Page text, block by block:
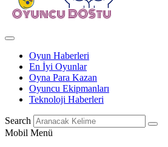
Oyun Haberleri
En İyi Oyunlar
Oyna Para Kazan
Oyuncu Ekipmanları
Teknoloji Haberleri
Search
Mobil Menü